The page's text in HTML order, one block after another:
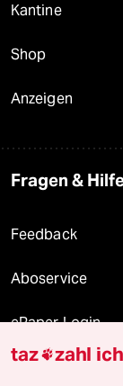
Kantine
Shop
Anzeigen
Fragen &
Feedback
Aboservice
ePaper Login
Downloads für
taz zahl ich